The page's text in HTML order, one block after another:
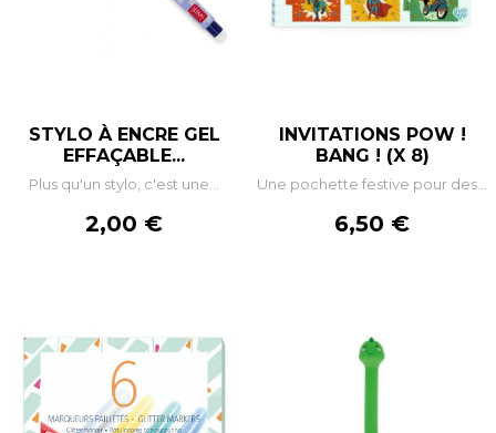
STYLO À ENCRE GEL
EFFAÇABLE...
Plus qu'un stylo, c'est une...
Prix
2,00 €
INVITATIONS POW !
BANG ! (X 8)
Une pochette festive pour des...
Prix
6,50 €